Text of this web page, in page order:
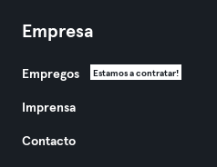
Empresa
Empregos Estamos a contratar!
Imprensa
Contacto